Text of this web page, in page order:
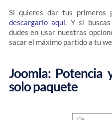
Si quieres dar tus primeros
descargarlo aquí . Y si
dudes en usar nuestras
sacar el máximo partido a tu
Joomla: Potencia
solo paquete